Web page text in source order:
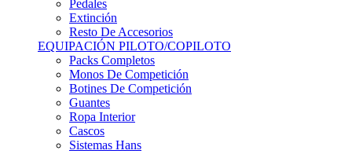
Resto De Accesorios
EQUIPACIÓN PILOTO/COPILOTO
Packs Completos
Monos De Competición
Botines De Competición
Guantes
Ropa Interior
Cascos
Sistemas Hans
Bolsas Y Mochilas